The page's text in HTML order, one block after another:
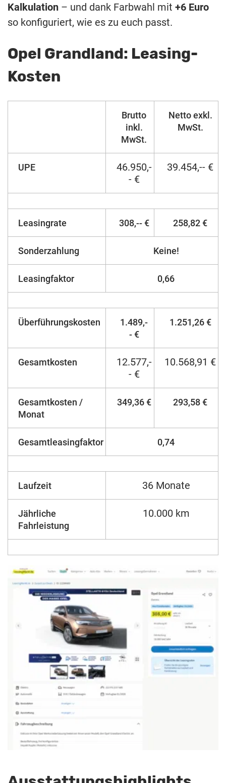
Kalkulation – und dank Farbwahl mit +6 Euro
so konfiguriert, wie es zu euch passt.
Opel Grandland: Leasing-
Kosten
Brutto
inkl.
MwSt.
Netto exkl.
MwSt.
UPE
46.950,-
- €
39.454,-- €
Leasingrate 308,-- € 258,82 €
Sonderzahlung Keine!
Leasingfaktor 0,66
Überführungskosten
1.489,-
- €
1.251,26 €
Gesamtkosten
12.577,-
- €
10.568,91 €
Gesamtkosten /
Monat
349,36 € 293,58 €
Gesamtleasingfaktor 0,74
Laufzeit 36 Monate
Jährliche
Fahrleistung
10.000 km